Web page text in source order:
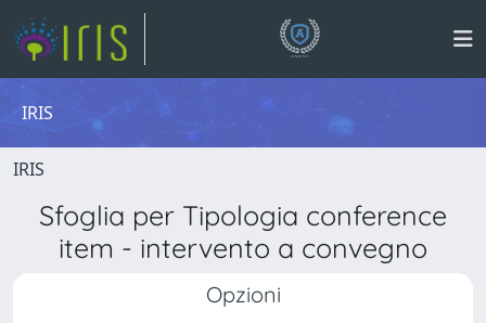
IRIS
IRIS
Sfoglia per Tipologia conference
item - intervento a convegno
Opzioni